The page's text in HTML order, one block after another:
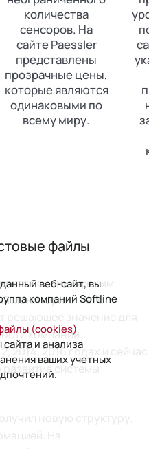
количества
сенсоров. На
сайте Paessler
представлены
прозрачные цены,
которые являются
одинаковыми по
всему миру.
очень важным
мониторинг - это
решающее значение для
компаний.
2014, 2016 годах и сейчас
системы
новую структуру,
файлы
веб-сайт, вы
компаний Softline
(cookies)
и анализа
ваших учетных